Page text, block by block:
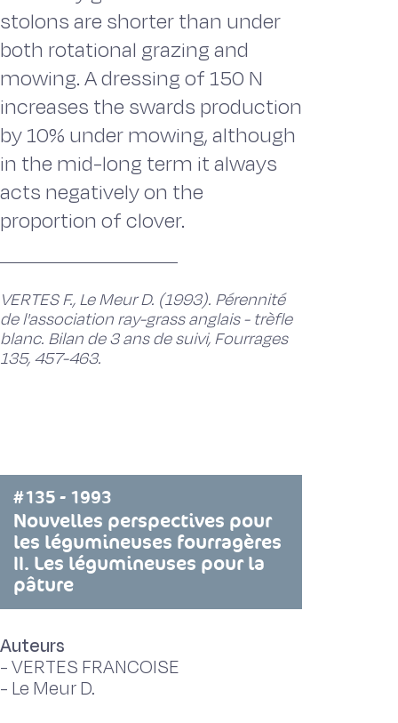
stolons are shorter than under
both rotational grazing and
mowing. A dressing of 150 N
increases the swards production
by 10% under mowing, although
in the mid-long term it always
acts negatively on the
proportion of clover.
VERTES F., Le Meur D. (1993). Pérennité
de l'association ray-grass anglais - trèfle
blanc. Bilan de 3 ans de suivi, Fourrages
135, 457-463.
#135 - 1993
Nouvelles perspectives pour
les légumineuses fourragères
II. Les légumineuses pour la
pâture
Auteurs
-VERTES FRANCOISE
- Le Meur D.